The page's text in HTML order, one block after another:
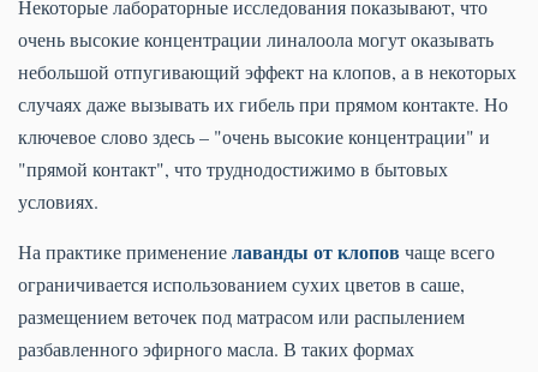
Некоторые лабораторные исследования показывают, что
очень высокие концентрации линалоола могут оказывать
небольшой отпугивающий эффект на клопов, а в некоторых
случаях даже вызывать их гибель при прямом контакте. Но
ключевое слово здесь – "очень высокие концентрации" и
"прямой контакт", что труднодостижимо в бытовых
условиях.
На практике применениелаванды от клопов чаще всего
ограничивается использованием сухих цветов в саше,
размещением веточек под матрасом или распылением
разбавленного эфирного масла. В таких формах